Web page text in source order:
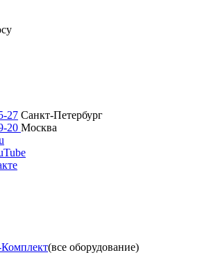
27 Санкт-Петербург
20 Москва
(все оборудование)